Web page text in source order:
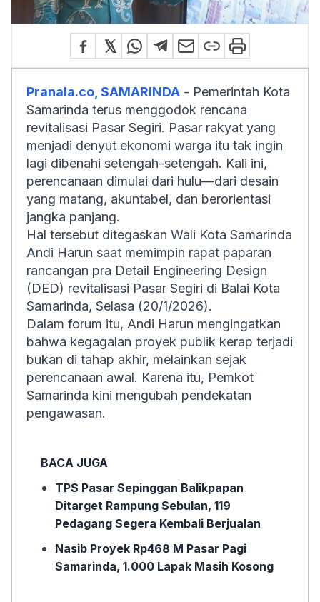
Pranala.co, SAMARINDA - Pemerintah Kota
Samarinda terus menggodok rencana
revitalisasi Pasar Segiri. Pasar rakyat yang
menjadi denyut ekonomi warga itu tak ingin
lagi dibenahi setengah-setengah. Kali ini,
perencanaan dimulai dari hulu—dari desain
yang matang, akuntabel, dan berorientasi
jangka panjang.
Hal tersebut ditegaskan Wali Kota Samarinda
Andi Harun saat memimpin rapat paparan
rancangan pra Detail Engineering Design
(DED) revitalisasi Pasar Segiri di Balai Kota
Samarinda, Selasa (20/1/2026).
Dalam forum itu, Andi Harun mengingatkan
bahwa kegagalan proyek publik kerap terjadi
bukan di tahap akhir, melainkan sejak
perencanaan awal. Karena itu, Pemkot
Samarinda kini mengubah pendekatan
pengawasan.
BACA JUGA
TPS Pasar Sepinggan Balikpapan
Ditarget Rampung Sebulan, 119
Pedagang Segera Kembali Berjualan
Nasib Proyek Rp468 M Pasar Pagi
Samarinda, 1.000 Lapak Masih Kosong